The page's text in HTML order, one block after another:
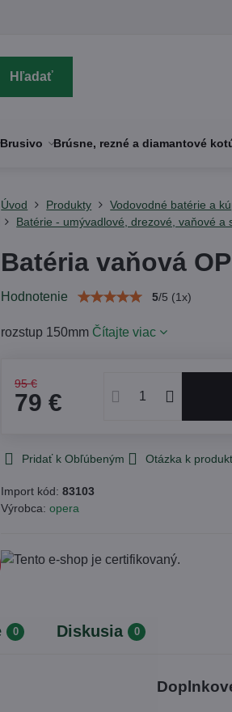
Hľadať
Brusivo Brúsne, rezné a diamantové
Úvod Produkty
Vodovodné batérie a
Batérie - umývadlové, drezové, vaňové a
Batéria vaňová
Hodnotenie 5/5 (1x)
rozstup 150mm Čítajte viac
95 €
79 €
Pridať k Obľúbeným Otázka k
Import kód:83103
Výrobca:opera
0 Diskusia 0